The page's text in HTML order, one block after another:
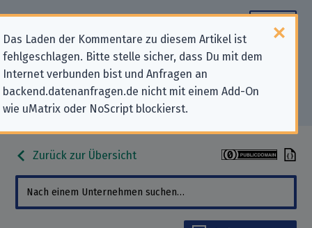
Das Laden der Kommentare zu diesem Artikel ist
fehlgeschlagen. Bitte stelle sicher, dass Du mit dem
Internet verbunden bist und Anfragen an
backend.datenanfragen.de nicht mit einem Add-On
wie uMatrix oder NoScript blockierst.
Datenschutz-Kontaktdaten für
„Kreispolizeibehörde Unna“
Zurück zur Übersicht